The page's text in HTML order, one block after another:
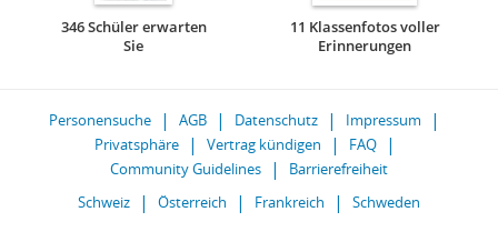
346 Schüler erwarten
Sie
11 Klassenfotos voller
Erinnerungen
Personensuche AGB Datenschutz
Impressum
Privatsphäre
Vertrag kündigen
FAQ
Community Guidelines
Barrierefreiheit
Schweiz
Österreich Frankreich Schweden